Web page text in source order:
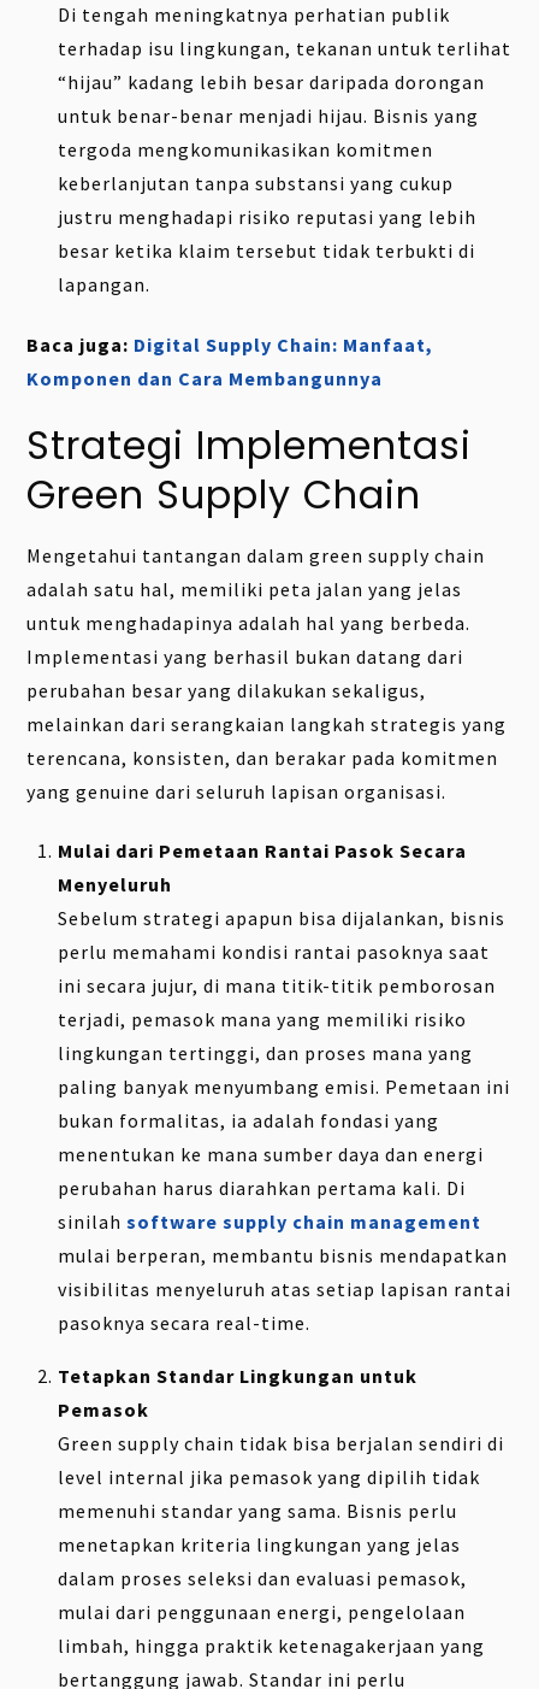
Di tengah meningkatnya perhatian publik
terhadap isu lingkungan, tekanan untuk terlihat
“hijau” kadang lebih besar daripada dorongan
untuk benar-benar menjadi hijau. Bisnis yang
tergoda mengkomunikasikan komitmen
keberlanjutan tanpa substansi yang cukup
justru menghadapi risiko reputasi yang lebih
besar ketika klaim tersebut tidak terbukti di
lapangan.
Baca juga: Digital Supply Chain: Manfaat,
Komponen dan Cara Membangunnya
Strategi Implementasi
Green Supply Chain
Mengetahui tantangan dalam green supply chain
adalah satu hal, memiliki peta jalan yang jelas
untuk menghadapinya adalah hal yang berbeda.
Implementasi yang berhasil bukan datang dari
perubahan besar yang dilakukan sekaligus,
melainkan dari serangkaian langkah strategis yang
terencana, konsisten, dan berakar pada komitmen
yang genuine dari seluruh lapisan organisasi.
Mulai dari Pemetaan Rantai Pasok Secara
Menyeluruh
Sebelum strategi apapun bisa dijalankan, bisnis
perlu memahami kondisi rantai pasoknya saat
ini secara jujur, di mana titik-titik pemborosan
terjadi, pemasok mana yang memiliki risiko
lingkungan tertinggi, dan proses mana yang
paling banyak menyumbang emisi. Pemetaan ini
bukan formalitas, ia adalah fondasi yang
menentukan ke mana sumber daya dan energi
perubahan harus diarahkan pertama kali. Di
sinilah software supply chain management
mulai berperan, membantu bisnis mendapatkan
visibilitas menyeluruh atas setiap lapisan rantai
pasoknya secara real-time.
Tetapkan Standar Lingkungan untuk
Pemasok
Green supply chain tidak bisa berjalan sendiri di
level internal jika pemasok yang dipilih tidak
memenuhi standar yang sama. Bisnis perlu
menetapkan kriteria lingkungan yang jelas
dalam proses seleksi dan evaluasi pemasok,
mulai dari penggunaan energi, pengelolaan
limbah, hingga praktik ketenagakerjaan yang
bertanggung jawab. Standar ini perlu